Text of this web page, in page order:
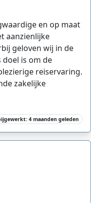
en op maat
aanzienlijke
geloven wij in de
doel is om de
reiservaring.
zakelijke
4 maanden geleden